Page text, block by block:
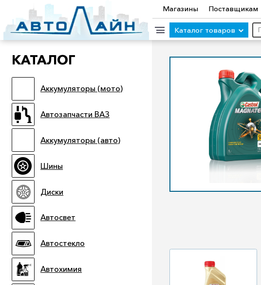
КАТЕГОРИИ ТОВАРОВ
Аккумуляторы (мото) Автозапчасти ВАЗ Аккумуляторы (авто)
Прицепы
Иномарки Мототехника
Электроинструмент и оснастка
Магазины Поставщикам
Каталог товаров
КАТАЛОГ
Аккумуляторы (мото)
Автозапчасти ВАЗ
Аккумуляторы (авто)
Шины
Диски
Автосвет
Автостекло
Автохимия